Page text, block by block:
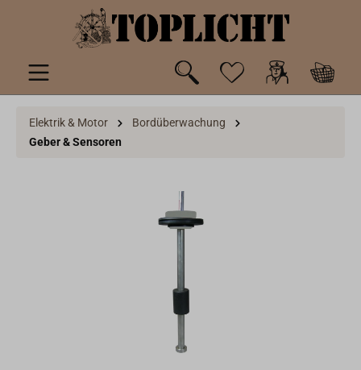
springen
Elektrik & Motor
Bordüberwachung
Geber & Sensoren